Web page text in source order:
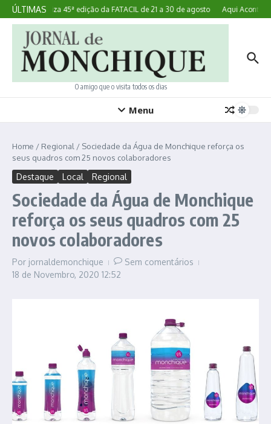
Ir para o conteúdo
ÚLTIMAS
Lagoa realiza 45ª edição da FATACIL de 21 a 30 de agosto Aqui
O amigo que o visita todos os dias
Menu
Home / Regional / Sociedade da Água de Monchique reforça os
seus quadros com 25 novos colaboradores
Destaque Local Regional
Sociedade da Água de Monchique
reforça os seus quadros com 25
novos colaboradores
Por jornaldemonchique
Sem comentários
18 de Novembro, 2020 12:52